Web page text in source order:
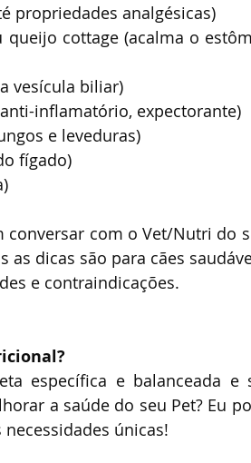
propriedades analgésicas)
cottage (acalma o
vesícula biliar)
inflamatório, expectorante)⠀
e leveduras)
fígado)
conversar com o Vet/Nutri do
dicas são para cães
e contraindicações.
específica e balanceada e
a saúde do seu Pet? Eu
únicas!